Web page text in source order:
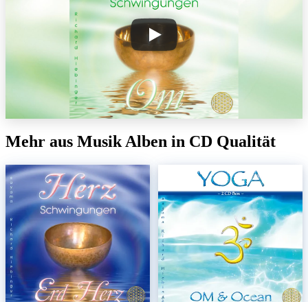
Mehr aus Musik Alben in CD Qualität